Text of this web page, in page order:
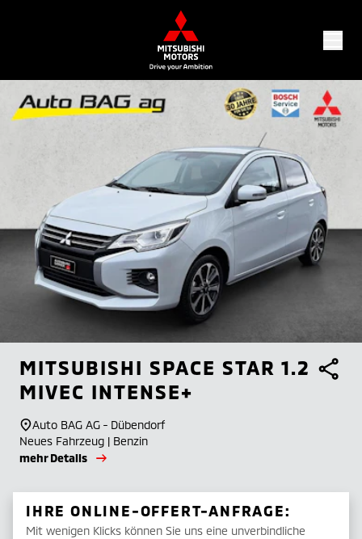
MITSUBISHI SPACE STAR 1.2
MIVEC INTENSE+
Auto BAG AG - Dübendorf
Neues Fahrzeug | Benzin
mehr Details
IHRE ONLINE-OFFERT-ANFRAGE:
Mit wenigen Klicks können Sie uns eine unverbindliche